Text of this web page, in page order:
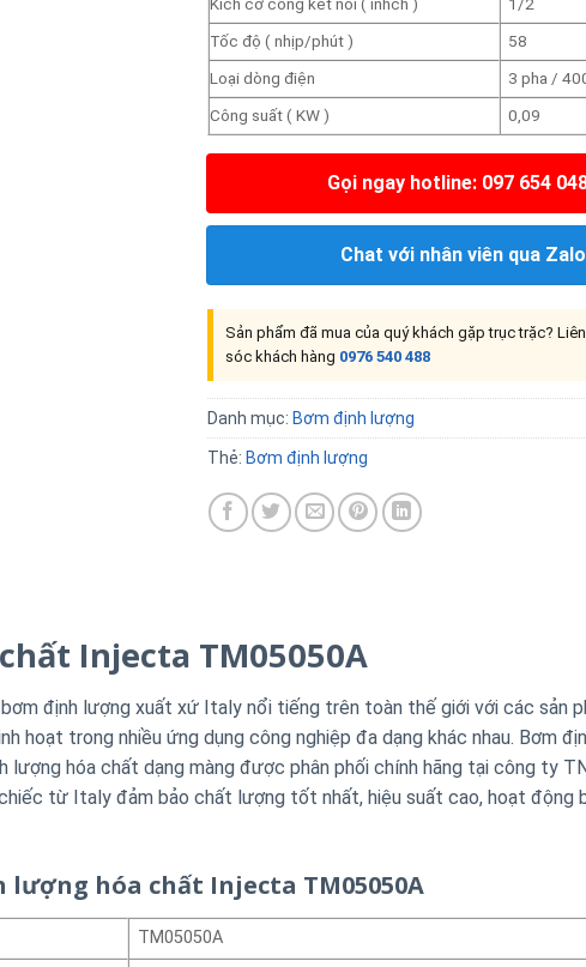
Tốc độ ( nhịp/phút )
58
Loại dòng điện
3 pha /
Công suất ( KW )
0,09
Gọi ngay hotline: 097 654
Chat với nhân viên qua Zalo
Sản phẩm đã mua của quý khách gặp trục trặc?
sóc khách hàng 0976 540 488
Danh mục: Bơm định lượng
Thẻ: Bơm định lượng
Injecta TM05050A
định lượng xuất xứ Italy nổi tiếng trên toàn thế giới với các sản
hoạt trong nhiều ứng dụng công nghiệp đa dạng khác nhau. Bơm
hóa chất dạng màng được phân phối chính hãng tại công ty
từ Italy đảm bảo chất lượng tốt nhất, hiệu suất cao, hoạt động
hóa chất Injecta TM05050A
TM05050A